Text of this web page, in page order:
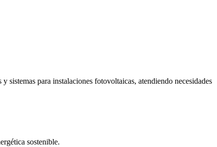
sistemas para instalaciones fotovoltaicas, atendiendo necesidades
sostenible.